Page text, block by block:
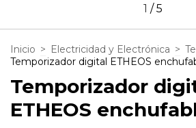
1 /5
Inicio > Electricidad y Electrónica >
Temporizador digital ETHEOS
Temporizador
ETHEOS